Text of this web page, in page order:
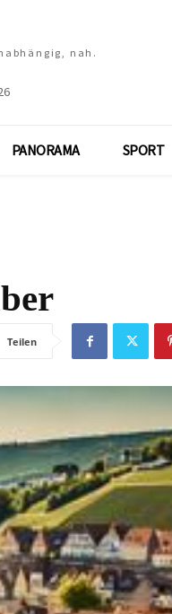
nah.
PANORAMA SPORT
Teilen